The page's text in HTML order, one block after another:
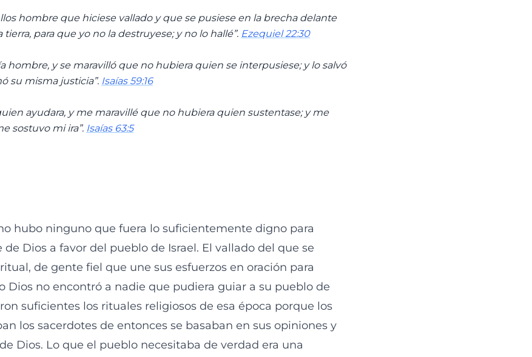
hombre que hiciese vallado y que se pusiese en la brecha delante
tierra, para que yo no la destruyese; y no lo hallé”. Ezequiel 22:30
hombre, y se maravilló que no hubiera quien se interpusiese; y lo salvó
su misma justicia”. Isaías 59:16
ayudara, y me maravillé que no hubiera quien sustentase; y me
sostuvo mi ira”. Isaías 63:5
hubo ninguno que fuera lo suficientemente digno para
Dios a favor del pueblo de Israel. El vallado del que se
de gente fiel que une sus esfuerzos en oración para
Dios no encontró a nadie que pudiera guiar a su pueblo de
suficientes los rituales religiosos de esa época porque los
los sacerdotes de entonces se basaban en sus opiniones y
Dios. Lo que el pueblo necesitaba de verdad era una